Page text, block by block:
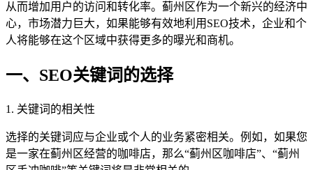
从而增加用户的访问和转化率。蓟州区作为一个新兴的经济中
心，市场潜力巨大，如果能够有效地利用SEO技术，企业和个
人将能够在这个区域中获得更多的曝光和商机。
一、SEO关键词的选择
1. 关键词的相关性
选择的关键词应与企业或个人的业务紧密相关。例如，如果您
是一家在蓟州区经营的咖啡店，那么“蓟州区咖啡店”、“蓟州